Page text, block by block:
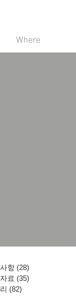
Where
항 (28)
료 (35)
(82)